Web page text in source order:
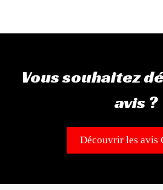
Vous souhaitez
avis ?
Découvrir les avis